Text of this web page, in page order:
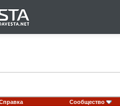
Сообщество